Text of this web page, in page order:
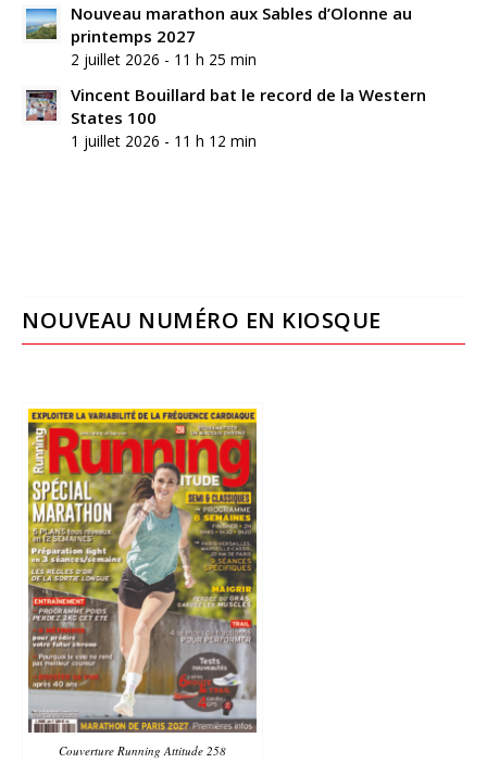
Nouveau marathon aux Sables d’Olonne au
printemps 2027
2 juillet 2026 - 11 h 25 min
Vincent Bouillard bat le record de la Western
States 100
1 juillet 2026 - 11 h 12 min
NOUVEAU NUMÉRO EN KIOSQUE
Couverture Running Attitude 258